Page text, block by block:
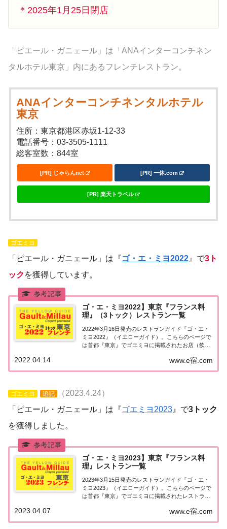
＊2025年1月25日閉店
「ピエール・ガニェール」は「ANAインターコンチネン
タルホテル東京」内にあるフレンチレストラン。
ANAインターコンチネンタルホテル
東京
住所：東京都港区赤坂1-12-33
電話番号：03-3505-1111
総客室数：844室
[PR] じゃらんnet [PR] 一休.com
[PR] 楽天トラベル
ゴエミヨ
「ピエール・ガニェール」は『ゴ・エ・ミヨ2022 』で3ト
ック を獲得しています。
ゴ・エ・ミヨ2022】東京『フランス料
理』（3トック）レストラン一覧
2022年3月16日発売のレストランガイド『ゴ・エ・
ミヨ2022』（イエローガイド）。こちらのページで
は首都『東京』でゴエミヨに掲載されたお店（飲食
チ）」で「3トック」を獲得したお店を一覧にまと
めました。ゴエミヨ2022『東京』フレンチ...
www.e宿.com
2022.04.14
ゴエミヨ 追記
（2023.4.24）
「ピエール・ガニェール」は『ゴエミヨ2023 』で3トック
を獲得しました。
ゴ・エ・ミヨ2023】東京『フランス料
理』レストラン一覧
2023年3月15日発売のレストランガイド『ゴ・エ・
ミヨ2023』（イエローガイド）。こちらのページで
は首都『東京』でゴエミヨに掲載されたレストラン
にまとめました。ゴエミヨ2023『東京』フレンチ関
東「東京エリア」で「ゴ・エ・ミヨ20...
www.e宿.com
2023.04.07